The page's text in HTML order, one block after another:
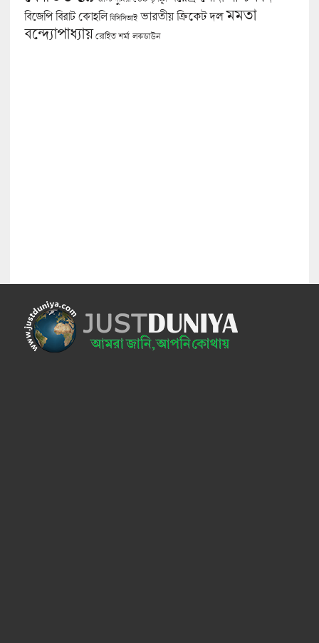
বিজেপি বিরাট কোহলি বিসিসিআই ভারতীয় ক্রিকেট দল মমতা
বন্দ্যোপাধ্যায় রোহিত শর্মা লকডাউন